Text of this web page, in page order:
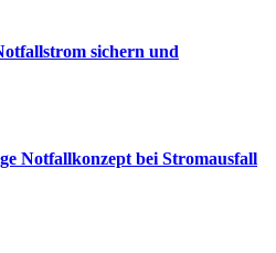
sichern und
Notfallkonzept bei Stromausfall